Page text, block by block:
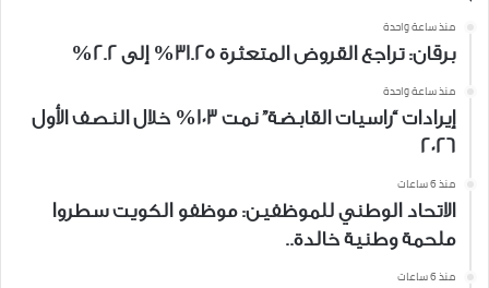
منذ ساعة واحدة
برقان: تراجع القروض المتعثرة 31.25% إلى 2.2%
منذ ساعة واحدة
إيرادات “راسيات القابضة” نمت 103% خلال النصف الأول
2026
منذ 6 ساعات
الاتحاد الوطني للموظفين: موظفو الكويت سطروا
ملحمة وطنية خالدة..
منذ 6 ساعات